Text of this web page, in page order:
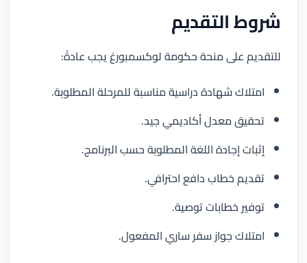
شروط التقديم
للتقديم على منحة حكومة لوكسمبورغ يجب عادةً:
امتلاك شهادة دراسية مناسبة للمرحلة المطلوبة.
تحقيق معدل أكاديمي جيد.
إثبات إجادة اللغة المطلوبة حسب البرنامج.
تقديم خطاب دافع احترافي.
توفير خطابات توصية.
امتلاك جواز سفر ساري المفعول.